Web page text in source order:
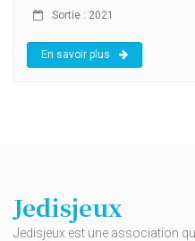
Sortie : 2021
En savoir plus
Jedisjeux
Jedisjeux est une association